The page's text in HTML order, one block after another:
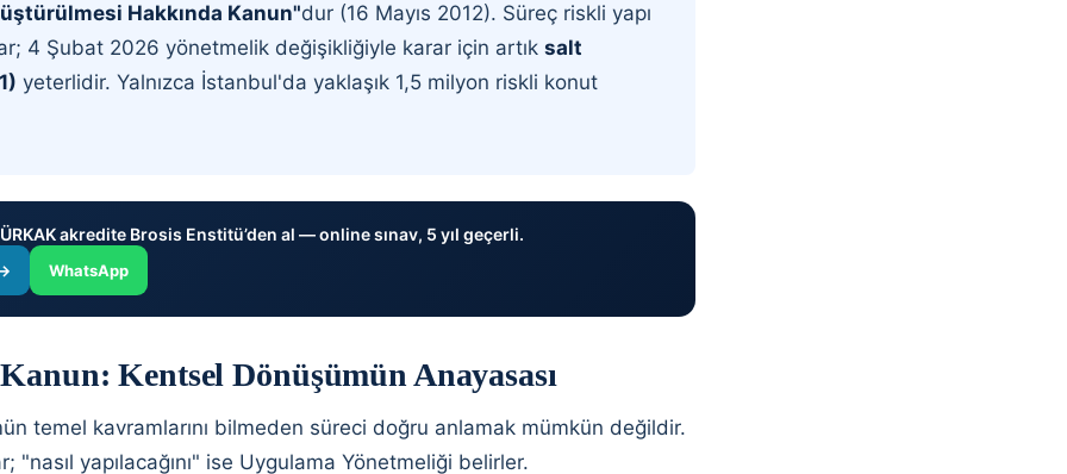
Hakkında Kanun"dur (16 Mayıs 2012). Süreç riskli yapı
4 Şubat 2026 yönetmelik değişikliğiyle karar için artık salt
yeterlidir. Yalnızca İstanbul'da yaklaşık 1,5 milyon riskli konut
akredite Brosis Enstitü’den al — online sınav, 5 yıl geçerli.
WhatsApp
Kanun: Kentsel Dönüşümün Anayasası
temel kavramlarını bilmeden süreci doğru anlamak mümkün değildir.
"nasıl yapılacağını" ise Uygulama Yönetmeliği belirler.